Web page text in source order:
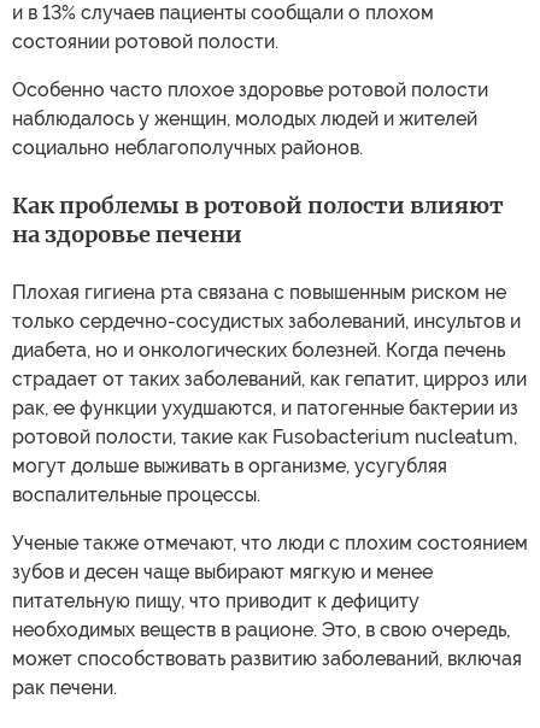
и в 13% случаев пациенты сообщали о плохом
состоянии ротовой полости.
Особенно часто плохое здоровье ротовой полости
наблюдалось у женщин, молодых людей и жителей
социально неблагополучных районов.
Как проблемы в ротовой полости влияют
на здоровье печени
Плохая гигиена рта связана с повышенным риском не
только сердечно-сосудистых заболеваний, инсультов и
диабета, но и онкологических болезней. Когда печень
страдает от таких заболеваний, как гепатит, цирроз или
рак, ее функции ухудшаются, и патогенные бактерии из
ротовой полости, такие как Fusobacterium nucleatum,
могут дольше выживать в организме, усугубляя
воспалительные процессы.
Ученые также отмечают, что люди с плохим состоянием
зубов и десен чаще выбирают мягкую и менее
питательную пищу, что приводит к дефициту
необходимых веществ в рационе. Это, в свою очередь,
может способствовать развитию заболеваний, включая
рак печени.